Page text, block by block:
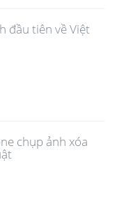
đầu tiên về Việt
chụp ảnh xóa